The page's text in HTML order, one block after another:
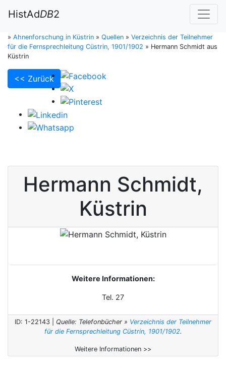
HistAdDB2
» Ahnenforschung in Küstrin » Quellen » Verzeichnis der Teilnehmer
für die Fernsprechleitung Cüstrin, 1901/1902 » Hermann Schmidt aus
Küstrin
<< Zurück
Hermann Schmidt,
Küstrin
Weitere Informationen:
Tel. 27
ID: 1-22143 | Quelle: Telefonbücher » Verzeichnis der Teilnehmer
für die Fernsprechleitung Cüstrin, 1901/1902.
Weitere Informationen >>